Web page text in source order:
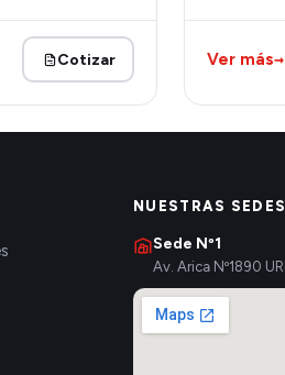
Cotizar Ver más→
NUESTRAS SEDES
Sede Nº1
Av. Arica Nº1890